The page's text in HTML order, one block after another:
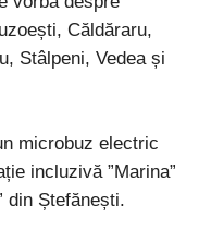
Căldăraru,
Stâlpeni, Vedea și
microbuz electric
incluzivă ”Marina”
din Ștefănești.